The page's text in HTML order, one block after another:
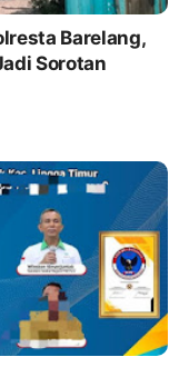
Barelang,
Sorotan